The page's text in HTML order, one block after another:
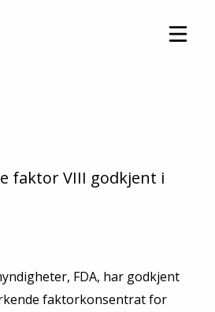
faktor VIII godkjent i
FDA, har godkjent
faktorkonsentrat for